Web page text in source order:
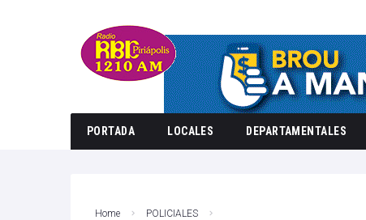
PORTADA LOCALES DEPARTAMENTALES
Home
POLICIALES